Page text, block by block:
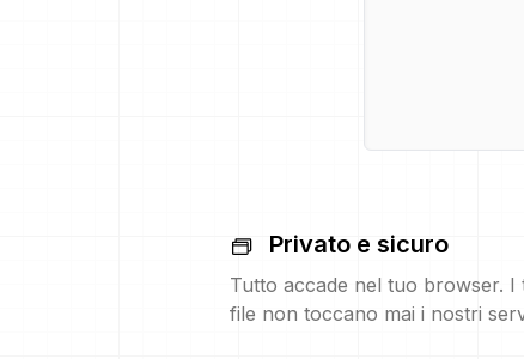
Privato e sicuro
Tutto accade nel tuo browser. I
file non toccano mai i nostri